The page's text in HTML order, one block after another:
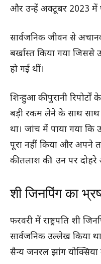
और उन्हें अक्टूबर 2023 में
सार्वजनिक जीवन से
बर्खास्त किया गया
हो गई थीं।
शिन्हुआ की पुरानी
बड़ी रकम लेने के साथ साथ
था। जांच में पाया गया कि
पूरा नहीं किया और अपने
की तलाश की। उन पर
शी जिनपिंग का
फरवरी में राष्ट्रपति शी
सार्वजनिक उल्लेख किया
सैन्य जनरल झांग योक्सिया